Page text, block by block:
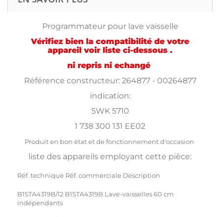
Programmateur pour lave vaisselle
Vérifiez bien la compatibilité de votre
appareil voir liste ci-dessous .
ni repris ni echangé
Référence constructeur: 264877 - 00264877
indication:
5WK 5710
1 738 300 131 EE02
Produit en bon état et de fonctionnement d'occasion
liste des appareils employant cette pièce:
Réf. technique Réf. commerciale Description
B1STA4319B/12 B1STA4319B Lave-vaisselles 60 cm
indépendants